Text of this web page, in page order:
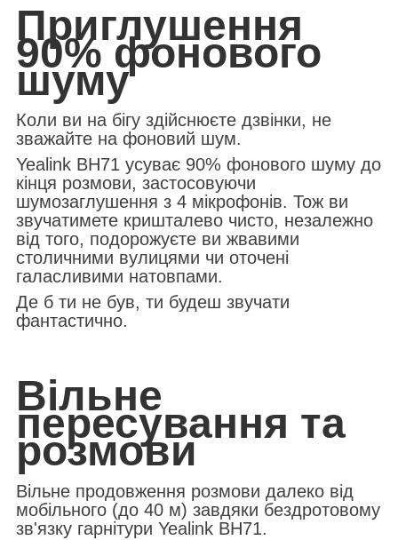
Приглушення
90% фонового
шуму
Коли ви на бігу здійснюєте дзвінки, не
зважайте на фоновий шум.
Yealink BH71 усуває 90% фонового шуму до
кінця розмови, застосовуючи
шумозаглушення з 4 мікрофонів. Тож ви
звучатимете кришталево чисто, незалежно
від того, подорожуєте ви жвавими
столичними вулицями чи оточені
галасливими натовпами.
Де б ти не був, ти будеш звучати
фантастично.
Вільне
пересування та
розмови
Вільне продовження розмови далеко від
мобільного (до 40 м) завдяки бездротовому
зв'язку гарнітури Yealink BH71.